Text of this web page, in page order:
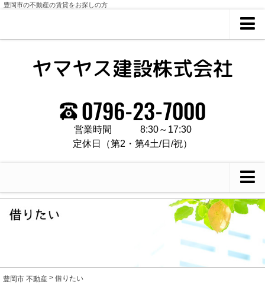
豊岡市の不動産の賃貸をお探しの方
営業時間
8:30～17:30
定休日（第2・第4土/日/祝）
借りたい
売りたい
豊岡市 不動産 > 借りたい